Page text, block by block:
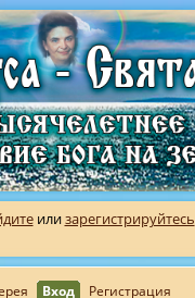
илизарегистрируйтесь
Вход Регистрация